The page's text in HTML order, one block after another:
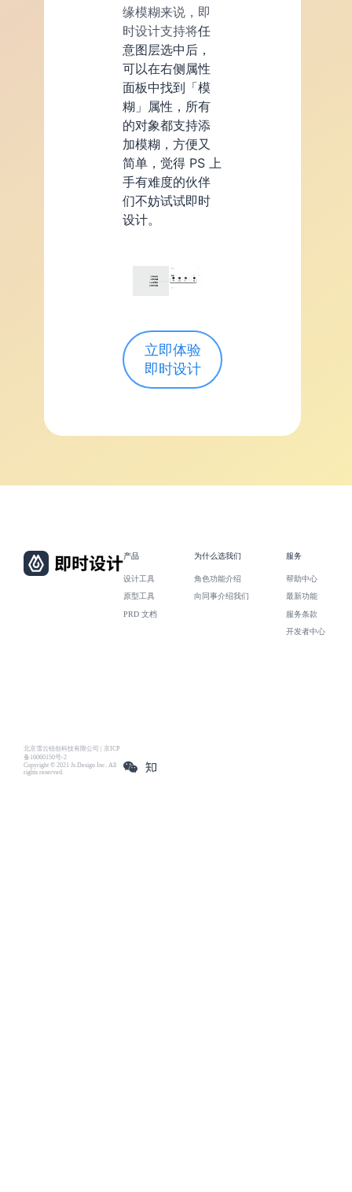
缘模糊来说，即
时设计支持将任
意图层选中后，
可以在右侧属性
面板中找到「模
糊」属性，所有
的对象都支持添
加模糊，方便又
简单，觉得 PS 上
手有难度的伙伴
们不妨试试即时
设计。
立即体验
即时设计
北京雪云锐创科技有限公司 | 京ICP
备16060150号-2
Copyright © 2021 Js.Design Inc. All
rights reserved.
产品
设计工具
原型工具
PRD 文档
为什么选我们
角色功能介绍
向同事介绍我们
服务
帮助中心
最新功能
服务条款
开发者中心